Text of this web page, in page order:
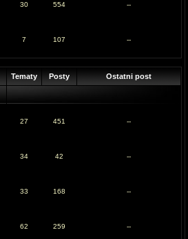
30 554 --
7 107 --
Tematy Posty Ostatni post
27 451 --
34 42 --
33 168 --
62 259 --